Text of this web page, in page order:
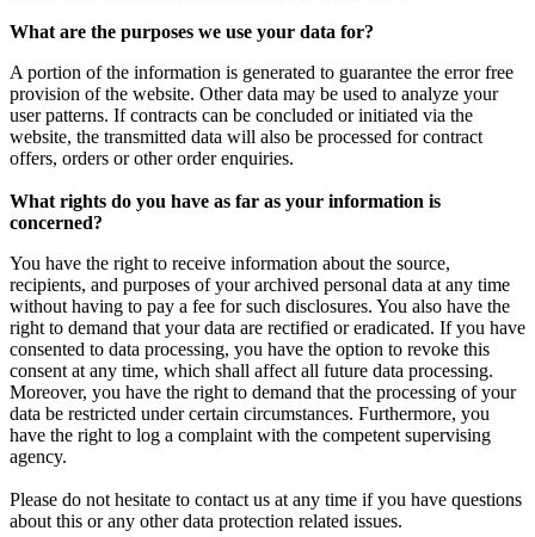
What are the purposes we use your data for?
A portion of the information is generated to guarantee the error free
provision of the website. Other data may be used to analyze your
user patterns. If contracts can be concluded or initiated via the
website, the transmitted data will also be processed for contract
offers, orders or other order enquiries.
What rights do you have as far as your information is
concerned?
You have the right to receive information about the source,
recipients, and purposes of your archived personal data at any time
without having to pay a fee for such disclosures. You also have the
right to demand that your data are rectified or eradicated. If you have
consented to data processing, you have the option to revoke this
consent at any time, which shall affect all future data processing.
Moreover, you have the right to demand that the processing of your
data be restricted under certain circumstances. Furthermore, you
have the right to log a complaint with the competent supervising
agency.
Please do not hesitate to contact us at any time if you have questions
about this or any other data protection related issues.